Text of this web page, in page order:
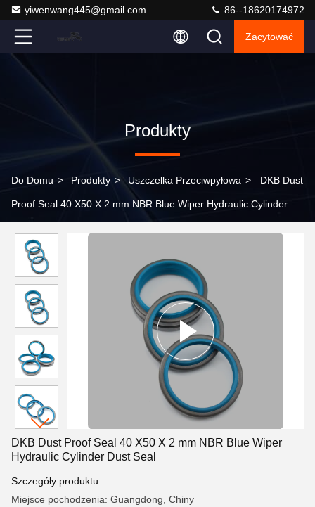
yiwenwang445@gmail.com 86--18620174972
Zacytować
Produkty
Do Domu > Produkty > Uszczelka Przeciwpyłowa > DKB Dust
Proof Seal 40 X50 X 2 mm NBR Blue Wiper Hydraulic Cylinder
DKB Dust Proof Seal 40 X50 X 2 mm NBR Blue Wiper
Hydraulic Cylinder Dust Seal
Szczegóły produktu
Miejsce pochodzenia: Guangdong, Chiny